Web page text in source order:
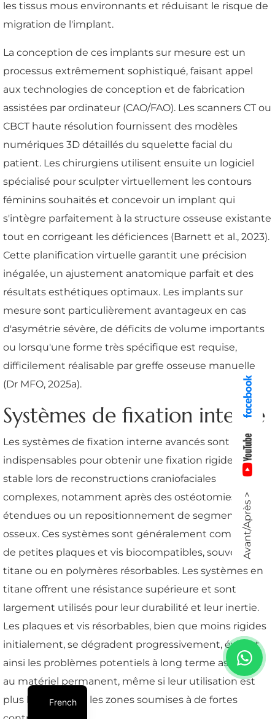
les tissus mous environnants et réduisant le risque de
migration de l'implant.
La conception de ces implants sur mesure est un
processus extrêmement sophistiqué, faisant appel
aux technologies de conception et de fabrication
assistées par ordinateur (CAO/FAO). Les scanners CT ou
CBCT haute résolution fournissent des modèles
numériques 3D détaillés du squelette facial du
patient. Les chirurgiens utilisent ensuite un logiciel
spécialisé pour sculpter virtuellement les contours
féminins souhaités et concevoir un implant qui
s'intègre parfaitement à la structure osseuse existante
tout en corrigeant les déficiences (Barnett et al., 2023).
Cette planification virtuelle garantit une précision
inégalée, un ajustement anatomique parfait et des
résultats esthétiques optimaux. Les implants sur
mesure sont particulièrement avantageux en cas
d'asymétrie sévère, de déficits de volume importants
ou lorsqu'une forme très spécifique est requise,
difficilement réalisable par greffe osseuse manuelle
(Dr MFO, 2025a).
Systèmes de fixation interne
Les systèmes de fixation interne avancés sont
indispensables pour obtenir une fixation rigide et
stable lors de reconstructions craniofaciales
complexes, notamment après des ostéotomies
étendues ou un repositionnement de segments
osseux. Ces systèmes sont généralement composés
de petites plaques et vis biocompatibles, souvent en
titane ou en polymères résorbables. Les systèmes en
titane offrent une résistance supérieure et sont
largement utilisés pour leur durabilité et leur inertie.
Les plaques et vis résorbables, bien que moins rigides
initialement, se dégradent progressivement, évitant
ainsi les problèmes potentiels à long terme associés
au matériel permanent, même si leur utilisation est
plus limitée dans les zones soumises à de fortes
Avant/Après >
French